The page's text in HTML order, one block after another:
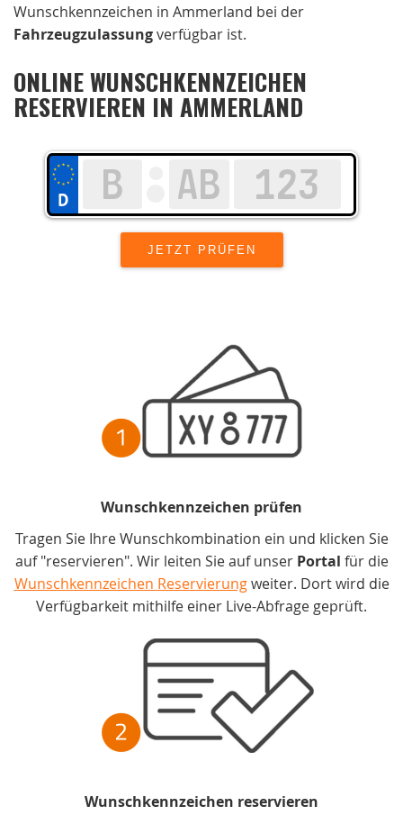
Wunschkennzeichen in Ammerland bei der
Fahrzeugzulassungverfügbar ist.
ONLINE WUNSCHKENNZEICHEN
RESERVIEREN IN AMMERLAND
Wunschkennzeichen prüfen
Tragen Sie Ihre Wunschkombination ein und klicken Sie
auf "reservieren". Wir leiten Sie auf unser Portal für die
Wunschkennzeichen Reservierungweiter. Dort wird die
Verfügbarkeit mithilfe einer Live-Abfrage geprüft.
Wunschkennzeichen reservieren